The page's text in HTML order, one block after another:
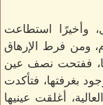
وأخيرًا استطاعت
ومن فرط الإرهاق
ففتحت نصف عين
بغرفتها، فتأكدت
أغلقت عينيها